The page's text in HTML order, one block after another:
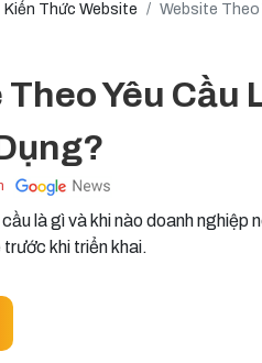
Kiến Thức Website Website Theo
Yêu Cầu
là gì và khi nào doanh
khi triển khai.